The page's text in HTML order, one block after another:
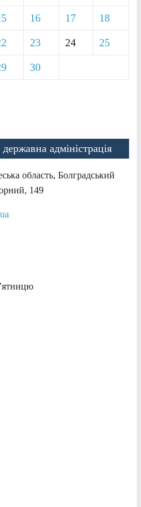
16 17 18
23 24 25
30
адміністрація
область, Болградський
149